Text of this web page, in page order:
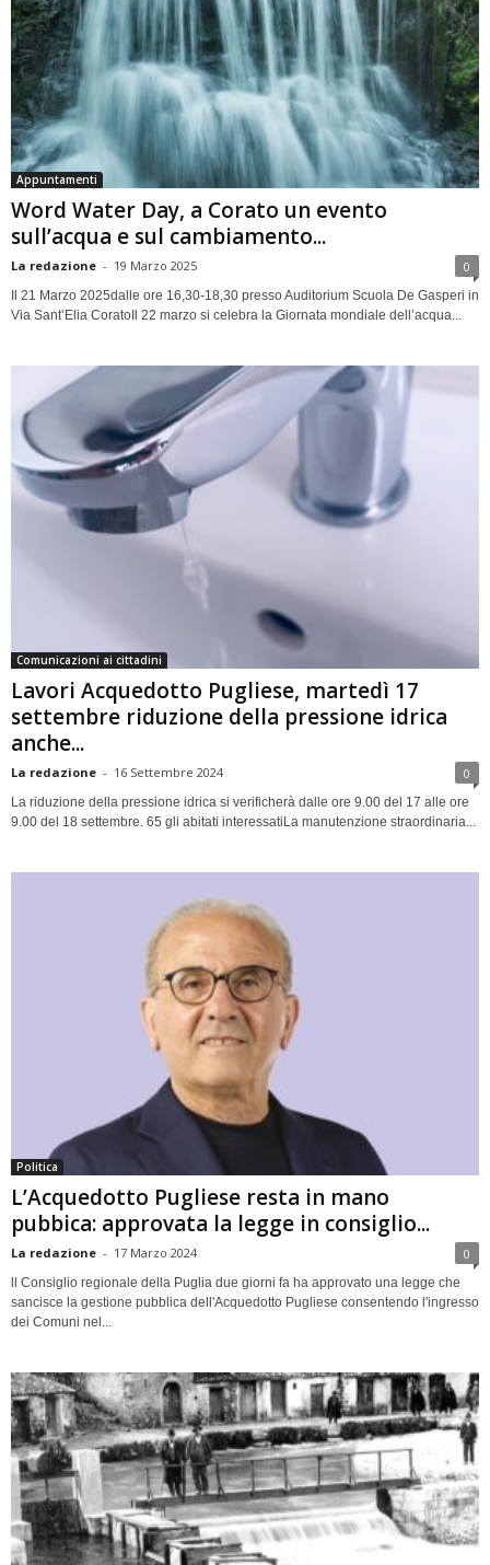
Appuntamenti
Word Water Day, a Corato un evento
sull’acqua e sul cambiamento...
La redazione - 19 Marzo 2025 0
Il 21 Marzo 2025dalle ore 16,30-18,30 presso Auditorium Scuola De Gasperi in
Via Sant’Elia CoratoIl 22 marzo si celebra la Giornata mondiale dell’acqua...
Comunicazioni ai cittadini
Lavori Acquedotto Pugliese, martedì 17
settembre riduzione della pressione idrica
anche...
La redazione - 16 Settembre 2024 0
La riduzione della pressione idrica si verificherà dalle ore 9.00 del 17 alle ore
9.00 del 18 settembre. 65 gli abitati interessatiLa manutenzione straordinaria...
Politica
L’Acquedotto Pugliese resta in mano
pubbica: approvata la legge in consiglio...
La redazione - 17 Marzo 2024 0
ll Consiglio regionale della Puglia due giorni fa ha approvato una legge che
sancisce la gestione pubblica dell'Acquedotto Pugliese consentendo l'ingresso
dei Comuni nel...